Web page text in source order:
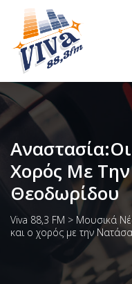
Χορός Με
Θεοδωρίδου
Viva 88,3 FM > Μουσικά
και ο χορός με την